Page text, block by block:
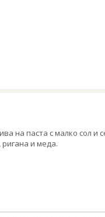
на паста с малко сол и
и меда.